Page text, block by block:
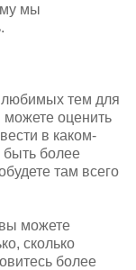
мы
тем для
оценить
в каком-
быть более
там всего
вы можете
сколько
более